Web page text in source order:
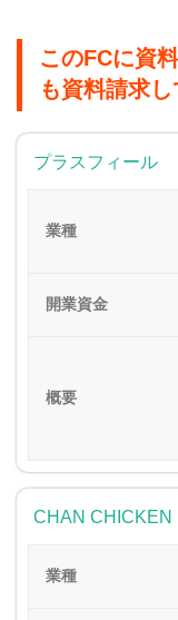
このFCに資
も資料請求
プラスフィール
業種
開業資金
概要
CHAN CHICKEN
業種